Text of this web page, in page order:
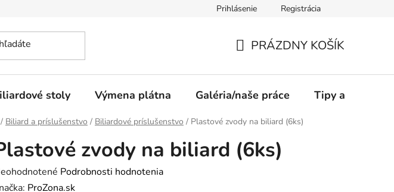
Prihlásenie Registrácia
KOŠÍK
PRÁZDNY KOŠÍK
stoly Výmena plátna Galéria/naše práce Tipy a rady
Domov
/ Biliard a príslušenstvo / Biliardové príslušenstvo / Plastové zvody na biliard (6ks)
zvody na biliard (6ks)
Podrobnosti hodnotenia
ProZona.sk